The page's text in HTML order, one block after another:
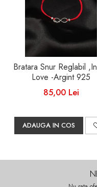
Bratara Snur Reglabil
Love -Argint 925
85,00 Lei
ADAUGA IN COS